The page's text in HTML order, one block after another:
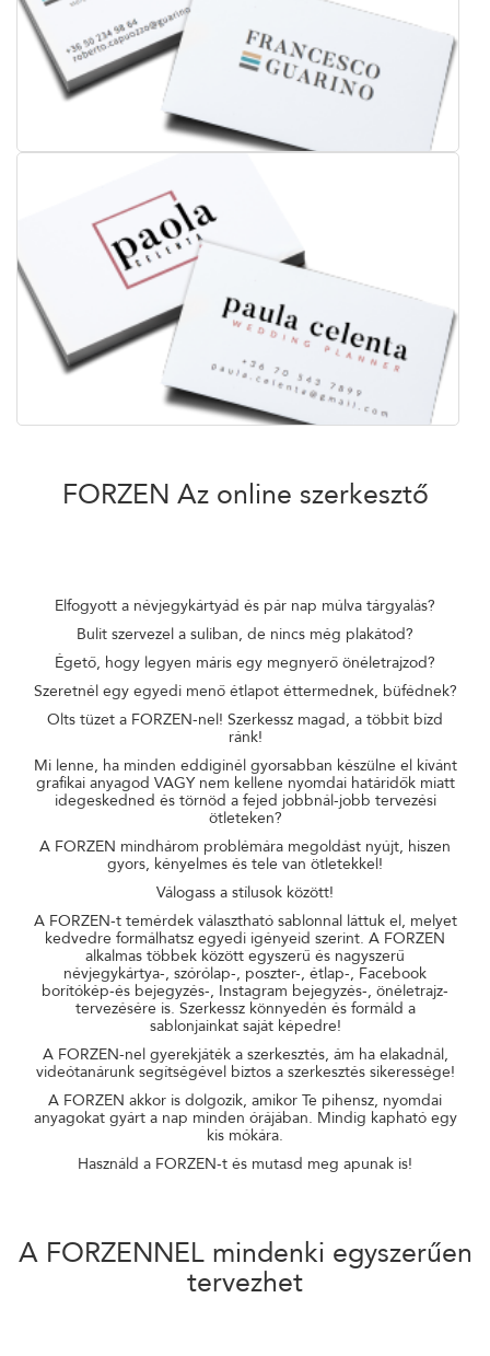
FORZEN Az online szerkesztő
Elfogyott a névjegykártyád és pár nap múlva tárgyalás?
Bulit szervezel a suliban, de nincs még plakátod?
Égető, hogy legyen máris egy megnyerő önéletrajzod?
Szeretnél egy egyedi menő étlapot éttermednek, büfédnek?
Olts tüzet a FORZEN-nel! Szerkessz magad, a többit bízd
ránk!
Mi lenne, ha minden eddiginél gyorsabban készülne el kívánt
grafikai anyagod VAGY nem kellene nyomdai határidők miatt
idegeskedned és törnöd a fejed jobbnál-jobb tervezési
ötleteken?
A FORZEN mindhárom problémára megoldást nyújt, hiszen
gyors, kényelmes és tele van ötletekkel!
Válogass a stílusok között!
A FORZEN-t temérdek választható sablonnal láttuk el, melyet
kedvedre formálhatsz egyedi igényeid szerint. A FORZEN
alkalmas többek között egyszerű és nagyszerű
névjegykártya-, szórólap-, poszter-, étlap-, Facebook
borítókép-és bejegyzés-, Instagram bejegyzés-, önéletrajz-
tervezésére is. Szerkessz könnyedén és formáld a
sablonjainkat saját képedre!
A FORZEN-nel gyerekjáték a szerkesztés, ám ha elakadnál,
videótanárunk segítségével biztos a szerkesztés sikeressége!
A FORZEN akkor is dolgozik, amikor Te pihensz, nyomdai
anyagokat gyárt a nap minden órájában. Mindig kapható egy
kis mókára.
Használd a FORZEN-t és mutasd meg apunak is!
AFORZENNEL mindenki egyszerűen
tervezhet